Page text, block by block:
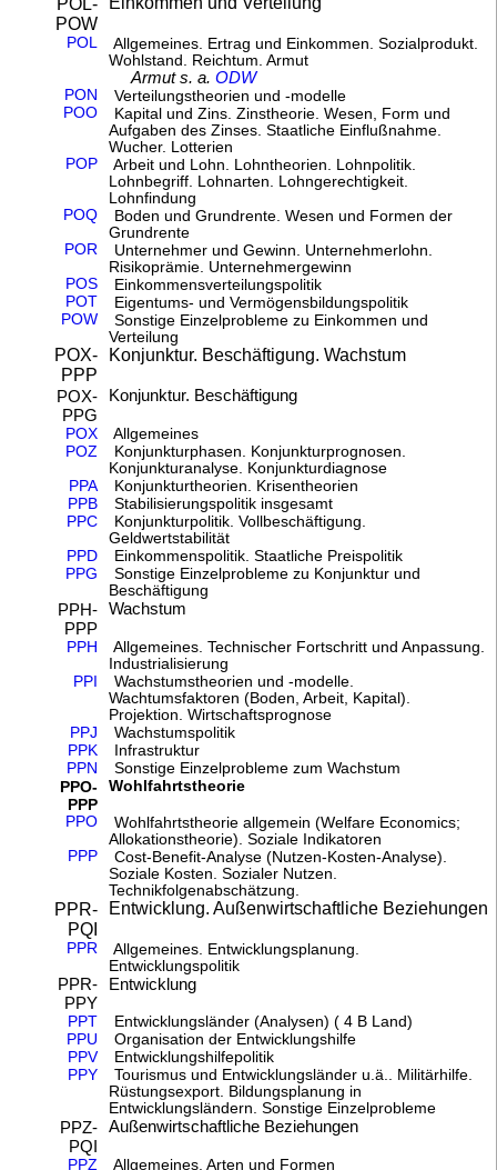
POW
POL
Allgemeines. Ertrag und Einkommen. Sozialprodukt.
Wohlstand. Reichtum. Armut
Armut s. a.ODW
PON
Verteilungstheorien und -modelle
POO
Kapital und Zins. Zinstheorie. Wesen, Form und
Aufgaben des Zinses. Staatliche Einflußnahme.
Wucher. Lotterien
POP
Arbeit und Lohn. Lohntheorien. Lohnpolitik.
Lohnbegriff. Lohnarten. Lohngerechtigkeit.
Lohnfindung
POQ
Boden und Grundrente. Wesen und Formen der
Grundrente
POR
Unternehmer und Gewinn. Unternehmerlohn.
Risikoprämie. Unternehmergewinn
POS
Einkommensverteilungspolitik
POT
Eigentums- und Vermögensbildungspolitik
POW
Sonstige Einzelprobleme zu Einkommen und
Verteilung
POX-
PPP
Konjunktur. Beschäftigung. Wachstum
POX-
PPG
Konjunktur. Beschäftigung
POX
Allgemeines
POZ
Konjunkturphasen. Konjunkturprognosen.
Konjunkturanalyse. Konjunkturdiagnose
PPA
Konjunkturtheorien. Krisentheorien
PPB
Stabilisierungspolitik insgesamt
PPC
Konjunkturpolitik. Vollbeschäftigung.
Geldwertstabilität
PPD
Einkommenspolitik. Staatliche Preispolitik
PPG
Sonstige Einzelprobleme zu Konjunktur und
Beschäftigung
PPH-
PPP
Wachstum
PPH
Allgemeines. Technischer Fortschritt und Anpassung.
Industrialisierung
PPI
Wachstumstheorien und -modelle.
Wachtumsfaktoren (Boden, Arbeit, Kapital).
Projektion. Wirtschaftsprognose
PPJ
Wachstumspolitik
PPK
Infrastruktur
PPN
Sonstige Einzelprobleme zum Wachstum
PPO-
PPP
Wohlfahrtstheorie
PPO
Wohlfahrtstheorie allgemein (Welfare Economics;
Allokationstheorie). Soziale Indikatoren
PPP
Cost-Benefit-Analyse (Nutzen-Kosten-Analyse).
Soziale Kosten. Sozialer Nutzen.
Technikfolgenabschätzung.
PPR-
PQI
Entwicklung. Außenwirtschaftliche Beziehungen
PPR
Allgemeines. Entwicklungsplanung.
Entwicklungspolitik
PPR-
PPY
Entwicklung
PPT
Entwicklungsländer (Analysen) ( 4 B Land)
PPU
Organisation der Entwicklungshilfe
PPV
Entwicklungshilfepolitik
PPY
Tourismus und Entwicklungsländer u.ä.. Militärhilfe.
Rüstungsexport. Bildungsplanung in
Entwicklungsländern. Sonstige Einzelprobleme
PPZ-
PQI
Außenwirtschaftliche Beziehungen
PPZ
Allgemeines. Arten und Formen